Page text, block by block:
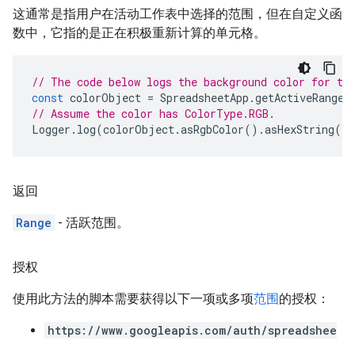
这通常是指用户在活动工作表中选择的范围，但在自定义函
数中，它指的是正在积极重新计算的单元格。
// The code below logs the background color for
const colorObject = SpreadsheetApp .getActiveRange
// Assume the color has ColorType.RGB.
Logger . log(colorObject.asRgbColor().asHexString
返回
Range - 活跃范围。
授权
使用此方法的脚本需要获得以下一项或多项范围的授权：
https://www.googleapis.com/auth/spreadshee